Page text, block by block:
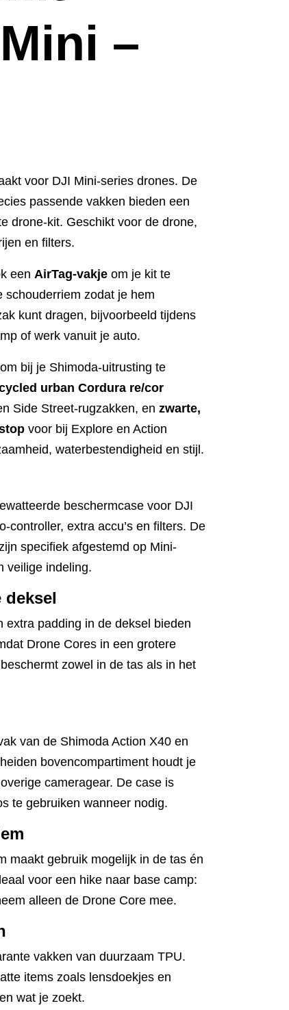
–
voor DJI Mini‑series drones. De
passende vakken bieden een
drone‑kit. Geschikt voor de drone,
en filters.
eenAirTag‑vakje om je kit te
schouderriem zodat je hem
kunt dragen, bijvoorbeeld tijdens
of werk vanuit je auto.
bij je Shimoda‑uitrusting te
urban Cordura re/cor
Side Street‑rugzakken, enzwarte,
voor bij Explore en Action
waterbestendigheid en stijl.
beschermcase voor DJI
controller, extra accu’s en filters. De
specifiek afgestemd op Mini-
veilige indeling.
deksel
extra padding in de deksel bieden
Drone Cores in een grotere
zowel in de tas als in het
van de Shimoda Action X40 en
bovencompartiment houdt je
cameragear. De case is
te gebruiken wanneer nodig.
maakt gebruik mogelijk in de tas én
voor een hike naar base camp:
alleen de Drone Core mee.
vakken van duurzaam TPU.
items zoals lensdoekjes en
wat je zoekt.